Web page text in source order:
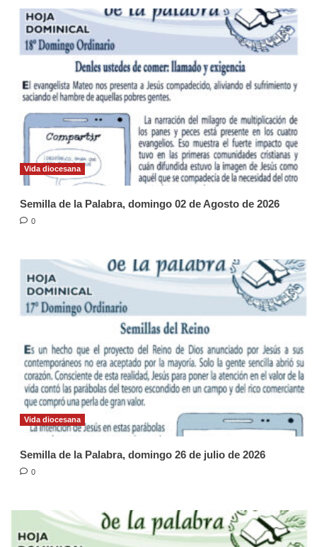
Vida diocesana
Semilla de la Palabra, domingo 02 de Agosto de 2026
0
Vida diocesana
Semilla de la Palabra, domingo 26 de julio de 2026
0